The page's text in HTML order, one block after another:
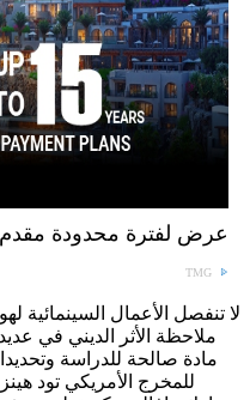
عرض لفترة محدودة مقدم 1.5% و تقسيط علي 15 سنة
TMG
لا تنفصل الأعمال السينمائية
ملاحظة الأثر الديني في
مادة صالحة للدراسة